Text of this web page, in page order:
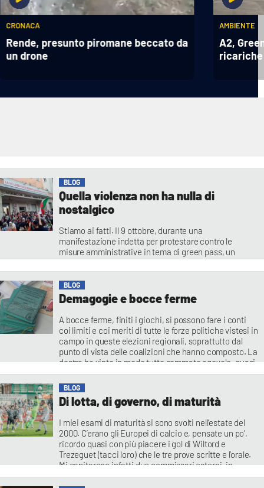
CRONACA
Rende, presunto piromane beccato da
un drone
AMBIENTE
A2,
ricariche
BLOG
Quella violenza non ha nulla di
nostalgico
Stiamo ai fatti. Il 9 ottobre, durante una
manifestazione indetta per protestare contro le
misure amministrative in tema di green pass, un
scientemente assalito la sede del primo sindacato
italiano, mettendo a ferro e fuoco locali, adiacenze e
vie limitrofe. Stando poi alle notizie investigative di
cui v’è
BLOG
Demagogie e bocce ferme
A bocce ferme, finiti i giochi, si possono fare i conti
coi limiti e coi meriti di tutte le forze politiche vistesi in
campo in queste elezioni regionali, soprattutto dal
punto di vista delle coalizioni che hanno composto. La
destra ha vinto in modo tutto sommato agevole, quasi
fosse in preda a un moto inerziale.
BLOG
Di lotta, di governo, di maturità
I miei esami di maturità si sono svolti nell’estate del
2000. C’erano gli Europei di calcio e, pensate un po’,
ricordo quasi con più piacere i gol di Wiltord e
Trezeguet (tacci loro) che le tre prove scritte e l’orale.
Mi capitarono infatti due commissari esterni, in
evidente stato di frustrazione professionale, decisi a